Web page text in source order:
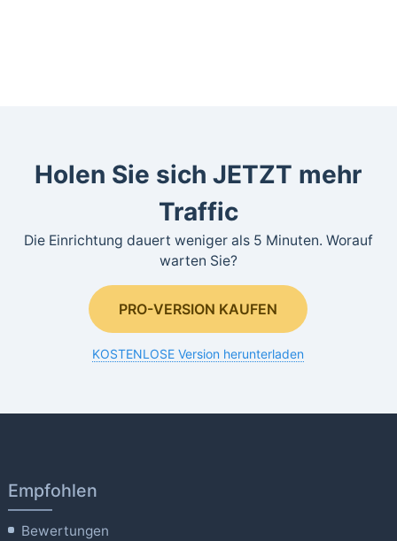
Holen Sie sich JETZT mehr
Traffic
Die Einrichtung dauert weniger als 5 Minuten. Worauf
warten Sie?
PRO-VERSION KAUFEN
KOSTENLOSE Version herunterladen
Empfohlen
Bewertungen